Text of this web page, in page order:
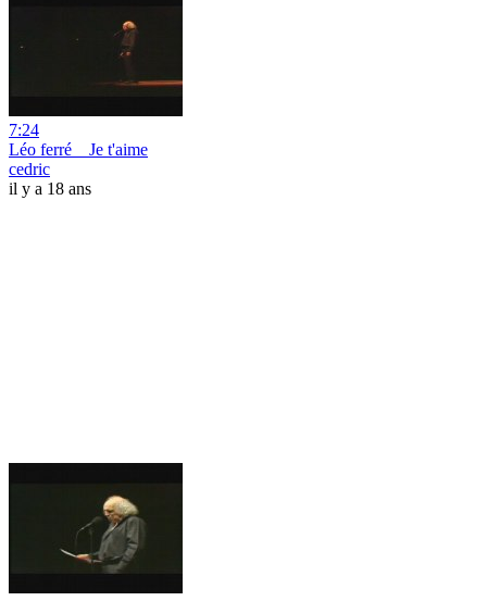
7:24
Léo ferré _ Je t'aime
cedric
il y a 18 ans